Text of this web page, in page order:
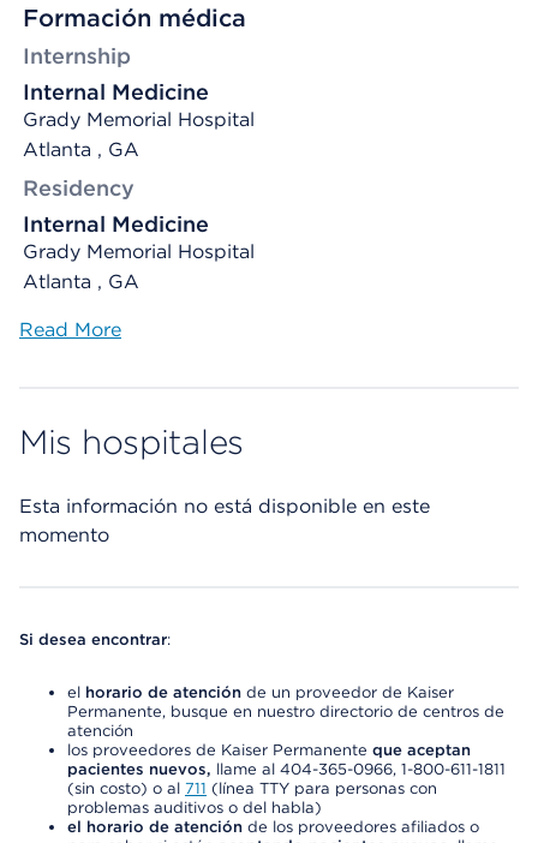
Formación médica
Internship
Internal Medicine
Grady Memorial Hospital
Atlanta , GA
Residency
Internal Medicine
Grady Memorial Hospital
Atlanta , GA
Read More
Mis hospitales
Esta información no está disponible en este
momento
Si desea encontrar:
el horario de atención de un proveedor de Kaiser
Permanente, busque en nuestro directorio de centros de
atención
los proveedores de Kaiser Permanente que aceptan
pacientes nuevos, llame al 404-365-0966, 1-800-611-1811
(sin costo) o al 711 (línea TTY para personas con
problemas auditivos o del habla)
el horario de atención de los proveedores afiliados o